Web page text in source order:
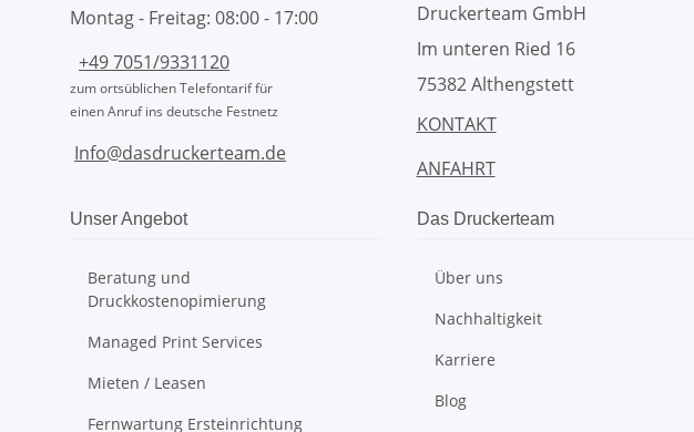
Montag - Freitag: 08:00 - 17:00
+49 7051/9331120
zum ortsüblichen Telefontarif für
einen Anruf ins deutsche Festnetz
Info@dasdruckerteam.de
Druckerteam GmbH
Im unteren Ried 16
75382 Althengstett
KONTAKT
ANFAHRT
Unser Angebot
Beratung und
Druckkostenopimierung
Managed Print Services
Mieten / Leasen
Fernwartung Ersteinrichtung
Das Druckerteam
Über uns
Nachhaltigkeit
Karriere
Blog